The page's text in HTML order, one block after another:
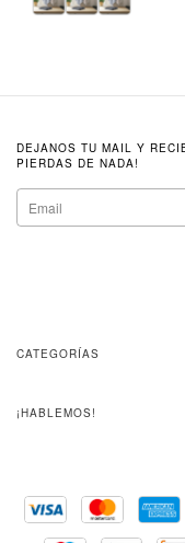
DEJANOS TU MAIL Y
PIERDAS DE NADA!
CATEGORÍAS
¡HABLEMOS!